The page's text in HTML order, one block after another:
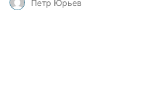
Петр Юрьев